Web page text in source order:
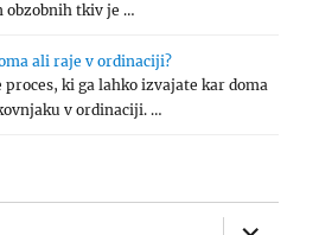
obzobnih tkiv je …
ali raje v ordinaciji?
proces, ki ga lahko izvajate kar doma
v ordinaciji. …
expand